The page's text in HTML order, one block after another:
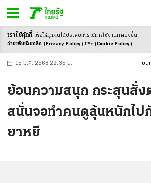
-ก ก ก+
15 มี.ค. 2568 22:35 น. บัน
ย้อนความสนุก กระสุนสั่ง
สนั่นจอทำคนดูลุ้นหนักไป
ยาหยี
เราใช้คุ้กกี้ เพื่อให้ทุกคนได้ประสบการณ์การใช้งานที่ดียิ่งขึ้น
อ่านเพิ่มเติมคลิก (Privacy Policy) และ (Cookie Policy)